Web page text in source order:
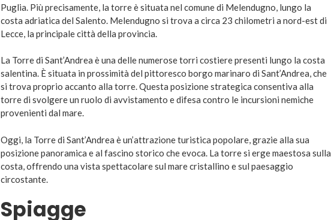
Puglia. Più precisamente, la torre è situata nel comune di Melendugno, lungo la
costa adriatica del Salento. Melendugno si trova a circa 23 chilometri a nord-est di
Lecce, la principale città della provincia.
La Torre di Sant’Andrea è una delle numerose torri costiere presenti lungo la costa
salentina. È situata in prossimità del pittoresco borgo marinaro di Sant’Andrea, che
si trova proprio accanto alla torre. Questa posizione strategica consentiva alla
torre di svolgere un ruolo di avvistamento e difesa contro le incursioni nemiche
provenienti dal mare.
Oggi, la Torre di Sant’Andrea è un’attrazione turistica popolare, grazie alla sua
posizione panoramica e al fascino storico che evoca. La torre si erge maestosa sulla
costa, offrendo una vista spettacolare sul mare cristallino e sul paesaggio
circostante.
Spiagge